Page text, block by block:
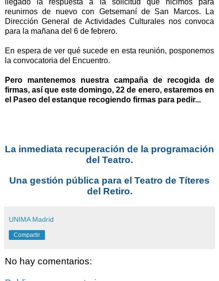
llegado
la respuesta a la solicitud que hicimos para
reunirnos de nuevo con Getsemaní de San Marcos. La
Dirección General de Actividades Culturales nos convoca
para la mañana del 6 de febrero.
En espera de ver qué sucede en esta reunión, posponemos
la convocatoria del Encuentro.
Pero mantenemos nuestra campaña de recogida de
firmas, así que este domingo, 22 de enero, estaremos en
el Paseo del estanque recogiendo firmas para pedir...
La inmediata recuperación de la programación
del Teatro.
Una gestión pública para el Teatro de Títeres
del Retiro.
UNIMA Madrid
Compartir
No hay comentarios: